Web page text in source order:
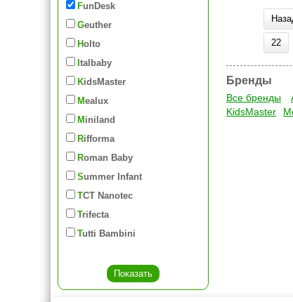
FunDesk
Geuther
Holto
Italbaby
KidsMaster
Mealux
Miniland
Rifforma
Roman Baby
Summer Infant
TCT Nanotec
Trifecta
Tutti Bambini
22
Бренды
Все бренды
KidsMaster